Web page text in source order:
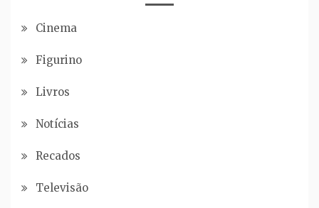
Cinema
Figurino
Livros
Notícias
Recados
Televisão